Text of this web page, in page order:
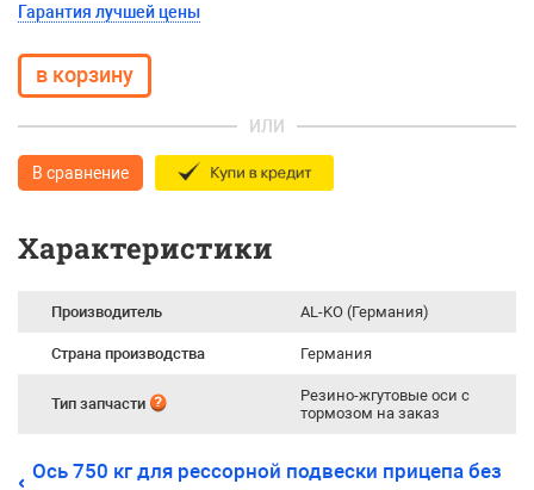
Гарантия лучшей цены
ИЛИ
В сравнение
Характеристики
Производитель AL-KO (Германия)
Страна производства Германия
Тип запчасти
Резино-жгутовые оси с
тормозом на заказ
Ось 750 кг для рессорной подвески прицепа без